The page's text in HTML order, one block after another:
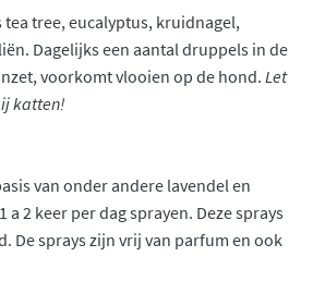
tea tree, eucalyptus, kruidnagel,
Dagelijks een aantal druppels in de
voorkomt vlooien op de hond. Let
katten!
van onder andere lavendel en
a 2 keer per dag sprayen. Deze sprays
De sprays zijn vrij van parfum en ook